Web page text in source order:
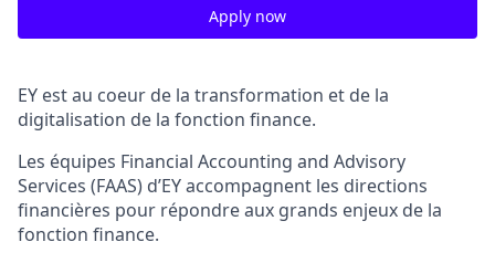
Apply now
EY est au coeur de la transformation et de la
digitalisation de la fonction finance.
Les équipes Financial Accounting and Advisory
Services (FAAS) d’EY accompagnent les directions
financières pour répondre aux grands enjeux de la
fonction finance.